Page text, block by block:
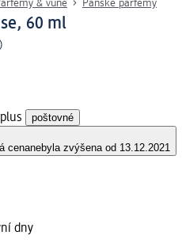
& vůně Pánské parfémy
60 ml
)
poštovné
cenanebyla zvýšena od 13.12.2021
dny